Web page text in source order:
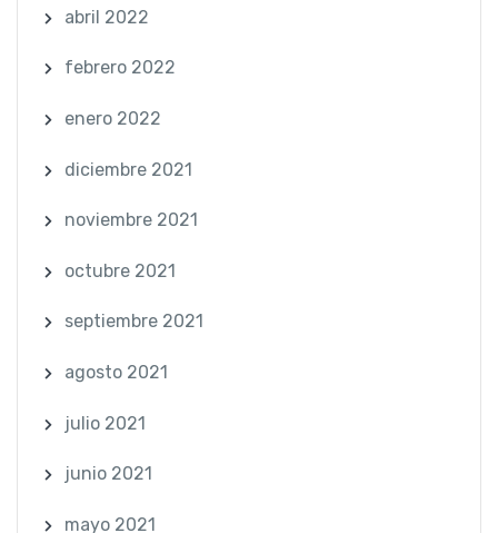
abril 2022
febrero 2022
enero 2022
diciembre 2021
noviembre 2021
octubre 2021
septiembre 2021
agosto 2021
julio 2021
junio 2021
mayo 2021